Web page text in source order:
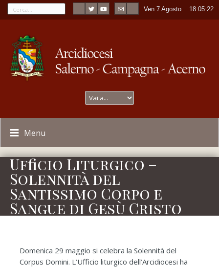
Ven 7 Agosto 18:05:23
Menu
Ufficio Liturgico –
Solennità del
Santissimo Corpo e
Sangue di Gesù Cristo
Domenica 29 maggio si celebra la Solennità del
Corpus Domini. L’Ufficio liturgico dell’Arcidiocesi ha